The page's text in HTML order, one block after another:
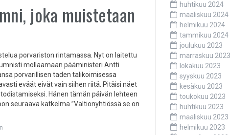
joka muistetaan
porvariston rintamassa. Nyt on laitettu
mollaamaan pääministeri Antti
porvarillisen taden talikoimisessa
eväät eivät vain siihen riitä. Pitäisi näet
Hänen tämän päivän lehteen
seuraava katkelma ”Valtionyhtiössä se on
huhtikuu 2024
maaliskuu 2024
helmikuu 2024
tammikuu 2024
joulukuu 2023
marraskuu 2023
lokakuu 2023
syyskuu 2023
kesäkuu 2023
toukokuu 2023
huhtikuu 2023
maaliskuu 2023
helmikuu 2023